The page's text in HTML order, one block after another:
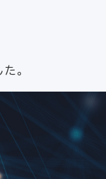
。